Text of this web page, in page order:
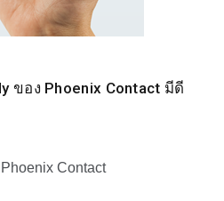
ของ Phoenix Contact มีดี
Phoenix Contact